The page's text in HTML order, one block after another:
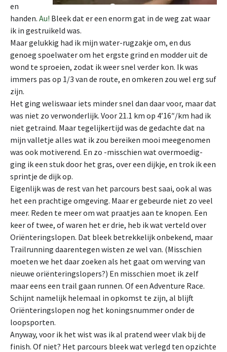
en
handen. Au! Bleek dat er een enorm gat in de weg zat waar
ik in gestruikeld was.
Maar gelukkig had ik mijn water-rugzakje om, en dus
genoeg spoelwater om het ergste grind en modder uit de
wond te sproeien, zodat ik weer snel verder kon. Ik was
immers pas op 1/3 van de route, en omkeren zou wel erg suf
zijn.
Het ging weliswaar iets minder snel dan daar voor, maar dat
was niet zo verwonderlijk. Voor 21.1 km op 4’16″/km had ik
niet getraind. Maar tegelijkertijd was de gedachte dat na
mijn valletje alles wat ik zou bereiken mooi meegenomen
was ook motiverend. En zo -misschien wat overmoedig-
ging ik een stuk door het gras, over een dijkje, en trok ik een
sprintje de dijk op.
Eigenlijk was de rest van het parcours best saai, ook al was
het een prachtige omgeving. Maar er gebeurde niet zo veel
meer. Reden te meer om wat praatjes aan te knopen. Een
keer of twee, of waren het er drie, heb ik wat verteld over
Oriënteringslopen. Dat bleek betrekkelijk onbekend, maar
Trailrunning daarentegen wisten ze wel van. (Misschien
moeten we het daar zoeken als het gaat om werving van
nieuwe oriënteringslopers?) En misschien moet ik zelf
maar eens een trail gaan runnen. Of een Adventure Race.
Schijnt namelijk helemaal in opkomst te zijn, al blijft
Oriënteringslopen nog het koningsnummer onder de
loopsporten.
Anyway, voor ik het wist was ik al pratend weer vlak bij de
finish. Of niet? Het parcours bleek wat verlegd ten opzichte